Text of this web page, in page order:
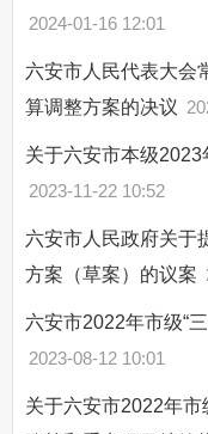
2024-01-16 12:01
六安市人民代表大会
算调整方案的决议
关于六安市本级
2023-11-22 10:52
六安市人民政府关于
方案（草案）的议案
六安市2022年市级“
2023-08-12 10:01
关于六安市2022年